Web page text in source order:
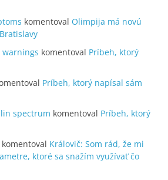
komentoval Olimpija má novú
komentoval Príbeh, ktorý
Príbeh, ktorý napísal sám
spectrum komentoval Príbeh, ktorý
komentoval Královič: Som rád, že mi
ktoré sa snažím využívať čo